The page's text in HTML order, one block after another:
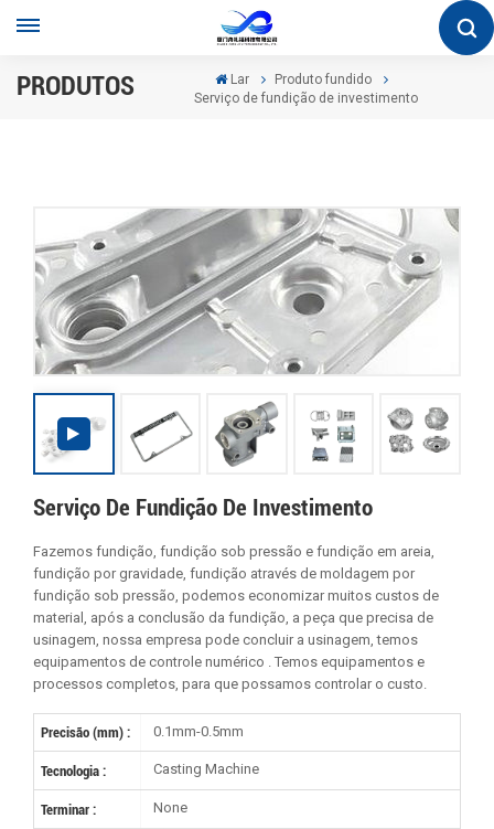
PRODUTOS Lar
Produto fundido
Serviço de fundição de investimento
Serviço De Fundição De Investimento
Fazemos fundição, fundição sob pressão e fundição em areia,
fundição por gravidade, fundição através de moldagem por
fundição sob pressão, podemos economizar muitos custos de
material, após a conclusão da fundição, a peça que precisa de
usinagem, nossa empresa pode concluir a usinagem, temos
equipamentos de controle numérico . Temos equipamentos e
processos completos, para que possamos controlar o custo.
Precisão (mm) : 0.1mm-0.5mm
Tecnologia : Casting Machine
Terminar : None